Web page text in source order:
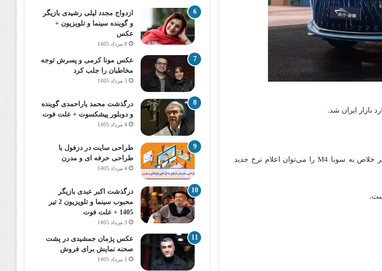
و تا چندی پیش با قیمت هنگفت 2.3 میلیارد تومان به فروش می رسید، اما تیر خلاص به سوبا M4 را می‌توان اعلام نرخ جدید
ازدواج مجدد لیلی رشیدی بازیگر
و گوینده سینما و تلویزیون +
عکس
8 مرداد 1405
عکس مونا کرمی و پسرش توجه
مخاطبان را جلب کرد
5 مرداد 1405
درگذشت محمد یاراحمدی گوینده
و دوبلور پیشکسوت + علت فوت
4 مرداد 1405
طراحی سایت در دزفول با
طراحی حرفه‌ ای و مدرن
4 مرداد 1405
درگذشت اکبر عبدی بازیگر
محبوب سینما و تلویزیون 2 تیر
1405 + علت فوت
3 مرداد 1405
عکس پژمان جمشیدی در پشت
صحنه نمایش برای فروش
1 مرداد 1405